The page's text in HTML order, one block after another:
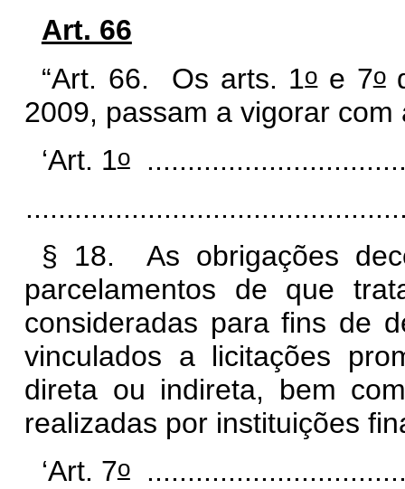
Art. 66
“Art. 66. Os arts. 1oe 7o
2009, passam a vigorar
‘Art. 1o
§ 18. As obrigações
parcelamentos de que
consideradas para fins de
vinculados a licitações
direta ou indireta, bem
realizadas por instituições
‘Art. 7o